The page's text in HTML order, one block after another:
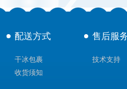
配送方式
干冰包裹
收货须知
售后服
技术支持